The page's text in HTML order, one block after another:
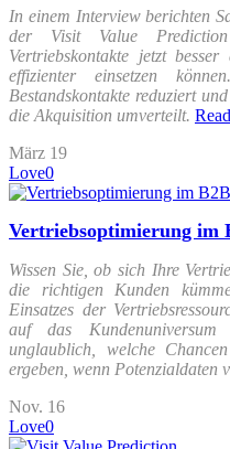
In einem Interview berichten
der Visit Value
Vertriebskontakte jetzt
effizienter einsetzen
Bestandskontakte reduziert
die Akquisition umverteilt.
März 19
Love0
Vertriebsoptimierung im
Wissen Sie, ob sich Ihre
die richtigen Kunden
Einsatzes der
auf das
unglaublich, welche
ergeben, wenn Potenzialdaten
Nov. 16
Love0